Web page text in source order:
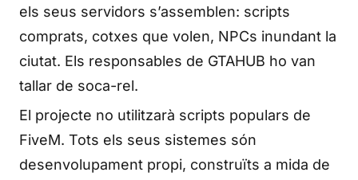
els seus servidors s’assemblen: scripts
comprats, cotxes que volen, NPCs inundant la
ciutat. Els responsables de GTAHUB ho van
tallar de soca-rel.
El projecte no utilitzarà scripts populars de
FiveM. Tots els seus sistemes són
desenvolupament propi, construïts a mida de